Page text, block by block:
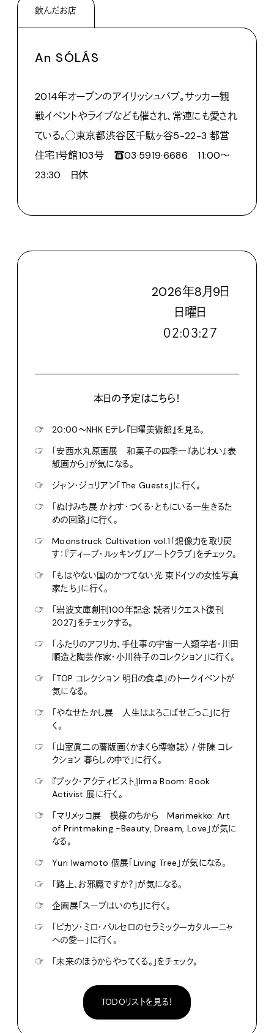
飲んだお店
An SÓLÁS
2014年オープンのアイリッシュパブ。サッカー観
戦イベントやライブなども催され、常連にも愛され
ている。◯東京都渋谷区千駄ヶ谷5-22-3 都営
住宅1号館103号 ☎03·5919·6686 11:00～
23:30 日休
2026年8月9日
日曜日
０２:０３:２８
本日の予定はこちら！
☞
20:00〜NHK Eテレ『日曜美術館』を見る。
☞
「安西水丸原画展 和菓子の四季―『あじわい』表
紙画から」が気になる。
☞
ジャン・ジュリアン「The Guests」に行く。
☞
「ぬけみち展 かわす・つくる・ともにいる―生きるた
めの回路」に行く。
☞
Moonstruck Cultivation vol.1「想像力を取り戻
す：『ディープ・ルッキング』アートクラブ」をチェック。
☞
「もはやない国のかつてない光 東ドイツの女性写真
家たち」に行く。
☞
「岩波文庫創刊100年記念 読者リクエスト復刊
2027」をチェックする。
☞
「ふたりのアフリカ、手仕事の宇宙―人類学者・川田
順造と陶芸作家・小川待子のコレクション」に行く。
☞
「TOP コレクション 明日の食卓」のトークイベントが
気になる。
☞
「やなせたかし展 人生はよろこばせごっこ」に行
く。
☞
「山室眞二の薯版画〈かまくら博物誌〉 / 併陳 コレ
クション 暮らしの中で」に行く。
☞
『ブック・アクティビスト』Irma Boom: Book
Activist 展に行く。
☞
「マリメッコ展 模様のちから Marimekko: Art
of Printmaking -Beauty, Dream, Love」が気に
なる。
☞
Yuri Iwamoto 個展「Living Tree」が気になる。
☞
「路上、お邪魔ですか？」が気になる。
☞
企画展「スープはいのち」に行く。
☞
「ピカソ・ミロ・バルセロのセラミックーカタルーニャ
への愛ー」に行く。
☞
「未来のほうからやってくる。」をチェック。
TODOリストを見る！